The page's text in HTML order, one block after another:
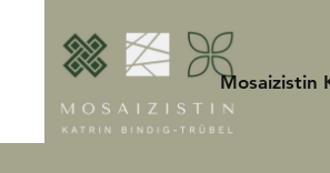
Mosaizistin